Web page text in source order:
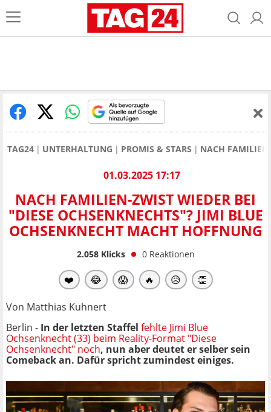
TAG24 UNTERHALTUNG PROMIS & STARS NACH
01.03.2025 17:17
NACH FAMILIEN-ZWIST WIEDER BEI
"DIESE OCHSENKNECHTS"? JIMI BLUE
OCHSENKNECHT MACHT HOFFNUNG
2.058Klicks 0 Reaktionen
❤️ 😂 😱 🔥 😥 👏
Von Matthias Kuhnert
Berlin - In der letzten Staffel fehlte Jimi Blue
Ochsenknecht (33) beim Reality-Format "Diese
Ochsenknecht" noch, nun aber deutet er selber sein
Comeback an. Dafür spricht zumindest einiges.